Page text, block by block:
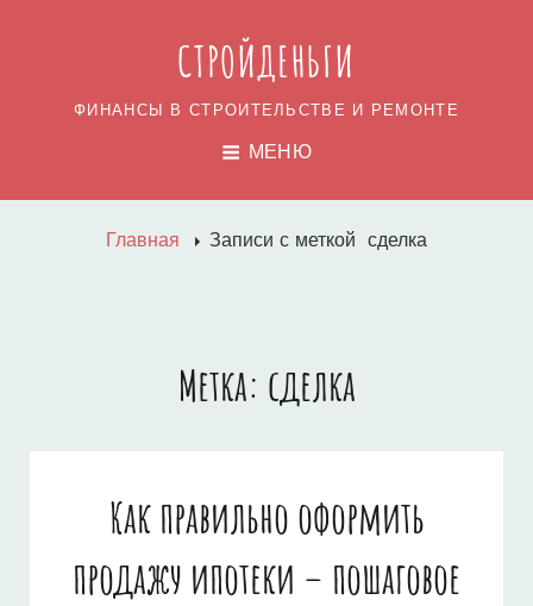
СТРОЙДЕНЬГИ
ФИНАНСЫ В СТРОИТЕЛЬСТВЕ И РЕМОНТЕ
МЕНЮ
Главная Записи с меткой сделка
Метка: сделка
Как правильно оформить
продажу ипотеки – пошаговое